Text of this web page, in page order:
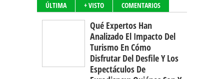
ÚLTIMA + VISTO COMENTARIOS
Qué Expertos Han
Analizado El Impacto Del
Turismo En Cómo
Disfrutar Del Desfile Y Los
Espectáculos De